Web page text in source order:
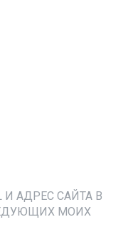
И АДРЕС САЙТА В
МОИХ